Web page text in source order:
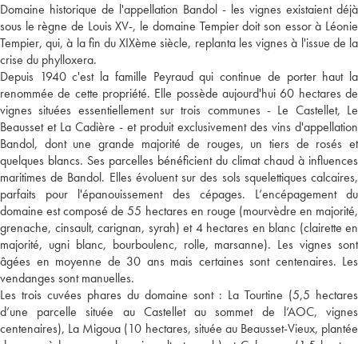
Domaine historique de l'appellation Bandol - les vignes existaient déjà
sous le règne de Louis XV-, le domaine Tempier doit son essor à Léonie
Tempier, qui, à la fin du XIXème siècle, replanta les vignes à l'issue de la
crise du phylloxera.
Depuis 1940 c'est la famille Peyraud qui continue de porter haut la
renommée de cette propriété. Elle possède aujourd'hui 60 hectares de
vignes situées essentiellement sur trois communes - Le Castellet, Le
Beausset et La Cadière - et produit exclusivement des vins d'appellation
Bandol, dont une grande majorité de rouges, un tiers de rosés et
quelques blancs. Ses parcelles bénéficient du climat chaud à influences
maritimes de Bandol. Elles évoluent sur des sols squelettiques calcaires,
parfaits pour l'épanouissement des cépages. L’encépagement du
domaine est composé de 55 hectares en rouge (mourvèdre en majorité,
grenache, cinsault, carignan, syrah) et 4 hectares en blanc (clairette en
majorité, ugni blanc, bourboulenc, rolle, marsanne). Les vignes sont
âgées en moyenne de 30 ans mais certaines sont centenaires. Les
vendanges sont manuelles.
Les trois cuvées phares du domaine sont : La Tourtine (5,5 hectares
d’une parcelle située au Castellet au sommet de l’AOC, vignes
centenaires), La Migoua (10 hectares, située au Beausset-Vieux, plantée